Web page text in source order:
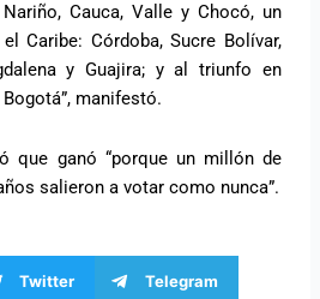
Cauca, Valle y Chocó, un
Caribe: Córdoba, Sucre Bolívar,
y Guajira; y al triunfo en
manifestó.
que ganó “porque un millón de
salieron a votar como nunca”.
Twitter Telegram